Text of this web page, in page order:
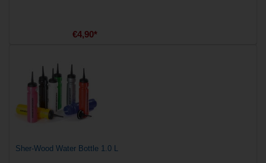
€4,90*
Sher-Wood Water Bottle 1.0 L